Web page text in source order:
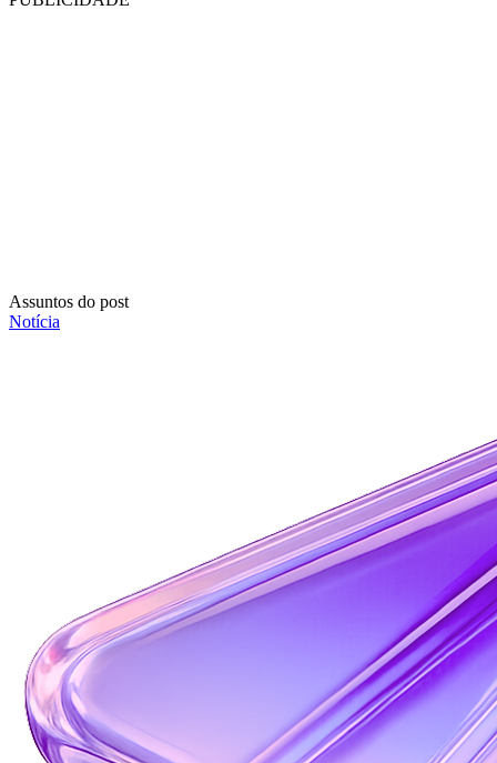
Assuntos do post
Notícia